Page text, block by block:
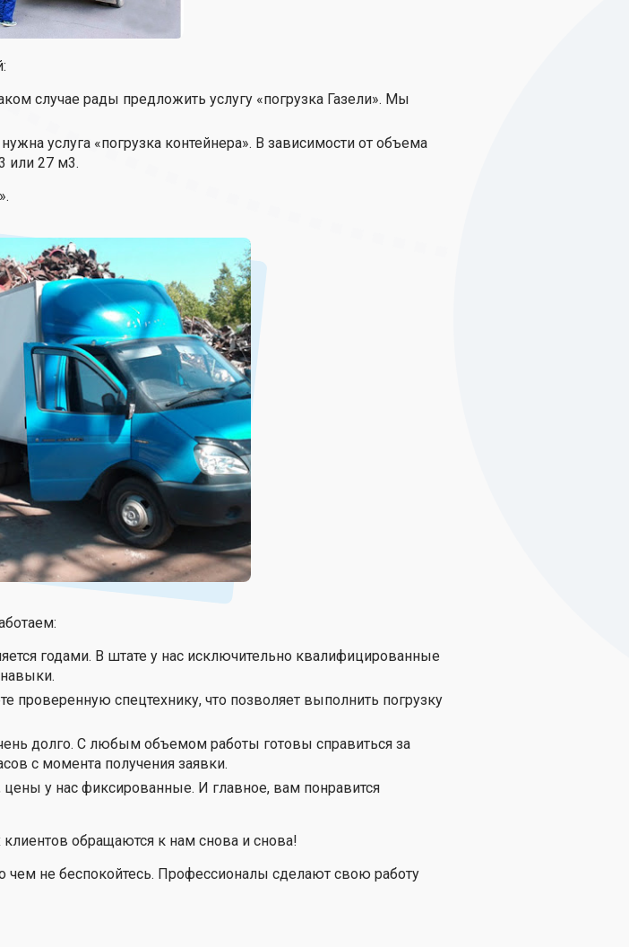
случае рады предложить услугу «погрузка Газели». Мы
услуга «погрузка контейнера». В зависимости от объема
или 27 м3.
годами. В штате у нас исключительно квалифицированные
спецтехнику, что позволяет выполнить погрузку
долго. С любым объемом работы готовы справиться за
с момента получения заявки.
у нас фиксированные. И главное, вам понравится
обращаются к нам снова и снова!
чем не беспокойтесь. Профессионалы сделают свою работу